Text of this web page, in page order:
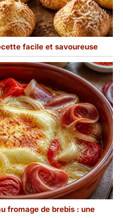
facile et savoureuse
fromage de brebis : une